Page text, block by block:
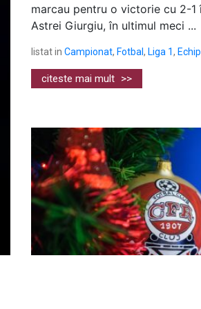
marcau pentru o victorie cu 2-1
Astrei Giurgiu, în ultimul meci ...
listat in Campionat, Fotbal, Liga 1,
citeste mai mult >>